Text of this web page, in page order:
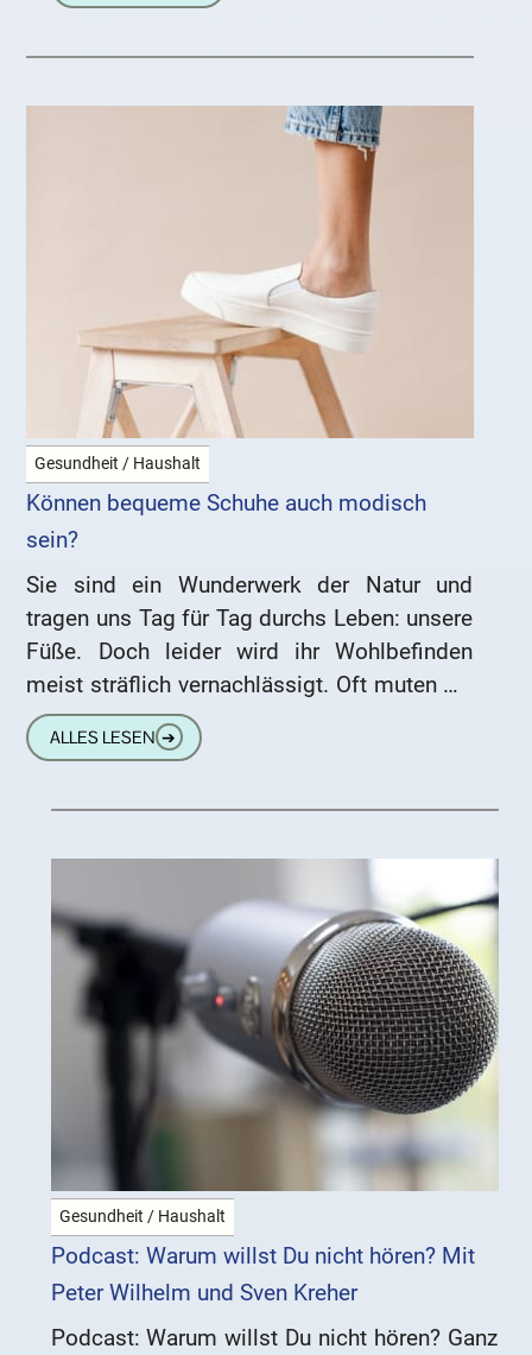
Gesundheit / Haushalt
Können bequeme Schuhe auch modisch
sein?
Sie sind ein Wunderwerk der Natur und
tragen uns Tag für Tag durchs Leben: unsere
Füße. Doch leider wird ihr Wohlbefinden
meist sträflich vernachlässigt. Oft muten wir
ihnen viel zu
ALLES LESEN ➔
Gesundheit / Haushalt
Podcast: Warum willst Du nicht hören? Mit
Peter Wilhelm und Sven Kreher
Podcast: Warum willst Du nicht hören? Ganz